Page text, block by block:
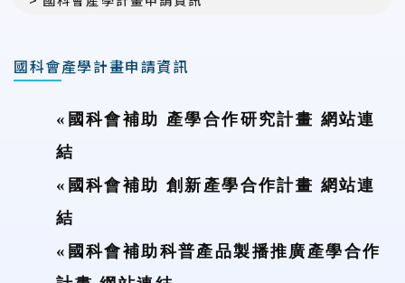
國科會產學計畫申請資訊
« 國科會補助 產學合作研究計畫 網站連
結
« 國科會補助 創新產學合作計畫 網站連
結
« 國科會補助科普產品製播推廣產學合作